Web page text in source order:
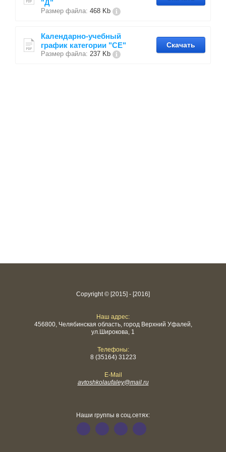
"Д"
Размер файла: 468 Kb
Календарно-учебный
график категории "СЕ"
Размер файла: 237 Kb
Скачать
Copyright © [2015] - [2016]
Наш адрес:
456800, Челябинская область, город Верхний Уфалей,
ул.Широкова, 1
Телефоны:
8 (35164) 31223
E-Mail
avtoshkolaufaley@mail.ru
Наши группы в соц.сетях: